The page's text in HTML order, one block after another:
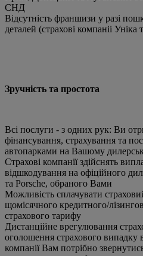
СНД
Відсутність франшизи у разі
деталей (страхові компаніі
Зручність та простота
Всі послуги - з одних рук: Ви
фінансування, страхування та
автопарками на Вашому
Страхові компанії здійснять
відшкодування на офіційного
та Porsche, обраного Вами
Можливість сплачувати
щомісячного кредитного/
страхового тарифу
Дистанційне врегулювання
оголошення страхового випадку
компанії Вам потрібно